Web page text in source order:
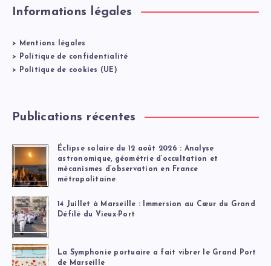
Informations légales
>
Mentions légales
>
Politique de confidentialité
>
Politique de cookies (UE)
Publications récentes
Éclipse solaire du 12 août 2026 : Analyse
astronomique, géométrie d’occultation et
mécanismes d’observation en France
métropolitaine
14 Juillet à Marseille : Immersion au Cœur du Grand
Défilé du Vieux-Port
La Symphonie portuaire a fait vibrer le Grand Port
de Marseille